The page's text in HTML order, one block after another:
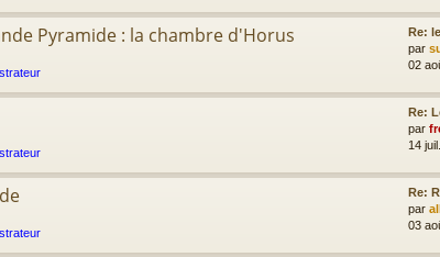
Pyramide : la chambre d'Horus
Re:
par
02
Re:
par
14
Re:
par
03